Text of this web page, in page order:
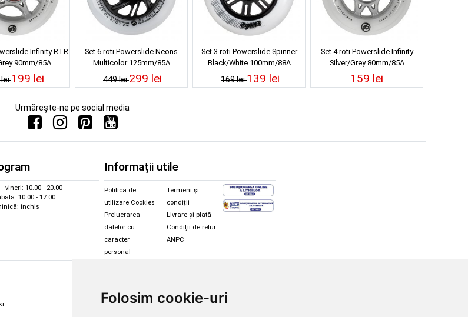
Folosim cookie-uri
Infinity RTR
90mm/85A
lei199 lei
Set 6 roti Powerslide Neons
Multicolor 125mm/85A
449 lei299 lei
Set 3 roti Powerslide Spinner
Black/White 100mm/88A
169 lei139 lei
Set 4 roti Powerslide Infinity
Silver/Grey 80mm/85A
159 lei
Urmărește-ne pe social media
- vineri: 10.00 - 20.00
10.00 - 17.00
închis
Informații utile
Politica de
utilizare Cookies
Prelucrarea
datelor cu
caracter
personal
Termeni și
condiții
Livrare și plată
Condiții de retur
ANPC
Magazin snowboard
Îmbrăcăminte schi și snowboard